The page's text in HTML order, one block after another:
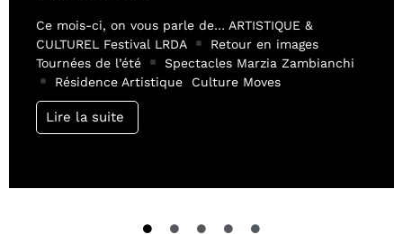
Ce mois-ci, on vous parle de… ARTISTIQUE &
CULTUREL Festival LRDA
Retour en images
Tournées de l’été
Spectacles Marzia Zambianchi
Résidence Artistique Culture Moves
Lire la suite